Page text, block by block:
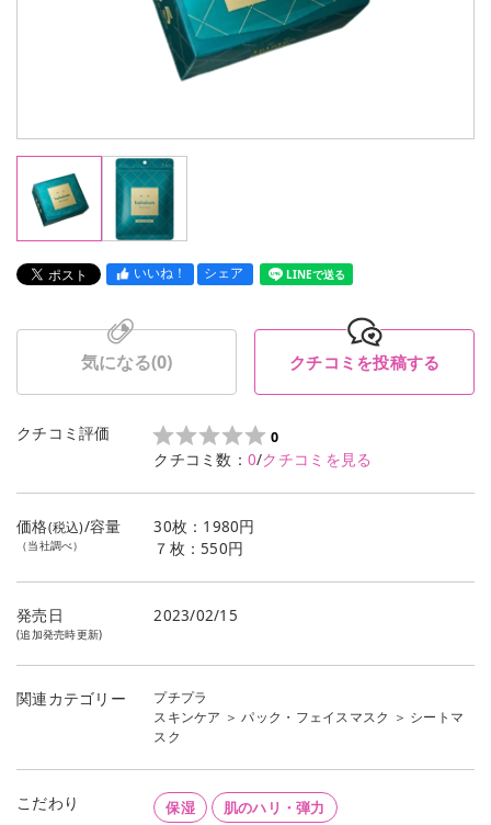
いいね！ シェア LINEで送る
気になる(0) クチコミを投稿する
クチコミ評価 0
クチコミ数： 0/クチコミを見る
価格(税込)/容量
（当社調べ）
30枚：1980円
７枚：550円
発売日
(追加発売時更新)
2023/02/15
関連カテゴリー
プチプラ
スキンケア ＞パック・フェイスマスク ＞ シートマ
スク
こだわり 保湿 肌のハリ・弾力